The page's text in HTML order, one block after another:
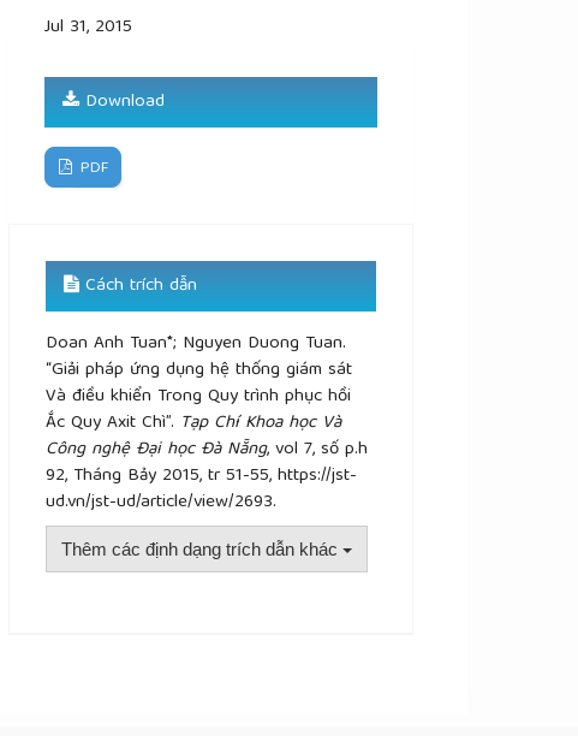
Jul 31, 2015
Download
PDF
Cách trích dẫn
Doan Anh Tuan*; Nguyen Duong Tuan.
“Giải pháp ứng dụng hệ thống giám sát
Và điều khiển Trong Quy trình phục hồi
Ắc Quy Axit Chì”. Tạp Chí Khoa học Và
Công nghệ Đại học Đà Nẵng, vol 7, số p.h
92, Tháng Bảy 2015, tr 51-55, https://jst-
ud.vn/jst-ud/article/view/2693.
Thêm các định dạng trích dẫn khác